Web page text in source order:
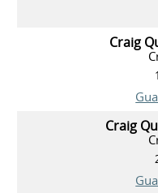
Craig
Craig